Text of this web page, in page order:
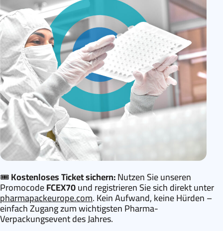
🎟️Kostenloses Ticket sichern:Nutzen Sie unseren
PromocodeFCEX70und registrieren Sie sich direkt unter
pharmapackeurope.com. Kein Aufwand, keine Hürden –
einfach Zugang zum wichtigsten Pharma-
Verpackungsevent des Jahres.